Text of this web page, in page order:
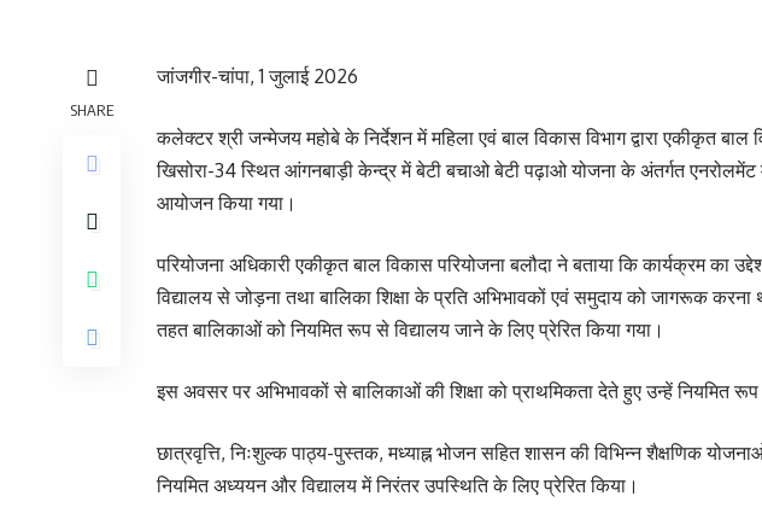
SHARE
जांजगीर-चांपा, 1 जुलाई 2026
कलेक्टर श्री जन्मेजय महोबे के निर्देशन में महिला एवं बाल विकास विभाग द्वारा एकीकृत बाल
खिसोरा-34 स्थित आंगनबाड़ी केन्द्र में बेटी बचाओ बेटी पढ़ाओ योजना के अंतर्गत
आयोजन किया गया।
परियोजना अधिकारी एकीकृत बाल विकास परियोजना बलौदा ने बताया कि कार्यक्रम का
विद्यालय से जोड़ना तथा बालिका शिक्षा के प्रति अभिभावकों एवं समुदाय को जागरूक
तहत बालिकाओं को नियमित रूप से विद्यालय जाने के लिए प्रेरित किया गया।
इस अवसर पर अभिभावकों से बालिकाओं की शिक्षा को प्राथमिकता देते हुए उन्हें नियमित
छात्रवृत्ति, निःशुल्क पाठ्य-पुस्तक, मध्याह्न भोजन सहित शासन की विभिन्न शैक्षणिक
नियमित अध्ययन और विद्यालय में निरंतर उपस्थिति के लिए प्रेरित किया।